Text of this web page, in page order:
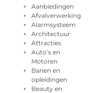
Aanbiedingen
Afvalverwerking
Alarmsysteem
Architectuur
Attracties
Auto’s en
Motoren
Banen en
opleidingen
Beauty en